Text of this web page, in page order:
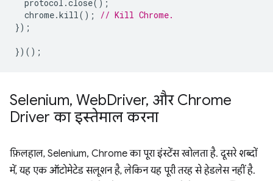
protocol .close();
chrome.kill();
// Kill Chrome.
});
})();
Selenium, WebDriver, और Chrome
Driver का इस्तेमाल करना
फ़िलहाल, Selenium, Chrome का पूरा इंस्टेंस खोलता है. दूसरे शब्दों
में, यह एक ऑटोमेटेड सलूशन है, लेकिन यह पूरी तरह से हेडलेस नहीं है.